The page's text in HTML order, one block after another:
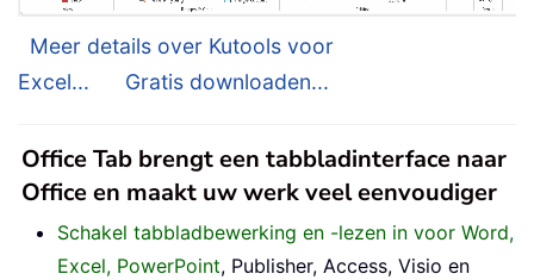
Meer details over Kutools voor
Excel...
Gratis downloaden...
Office Tab brengt een tabbladinterface naar
Office en maakt uw werk veel eenvoudiger
Schakel tabbladbewerking en -lezen in voor Word,
Excel, PowerPoint, Publisher, Access, Visio en